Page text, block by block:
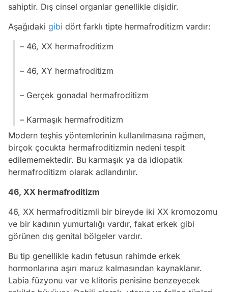
sahiptir. Dış cinsel organlar genellikle dişidir.
Aşağıdaki gibi dört farklı tipte hermafroditizm vardır:
– 46, XX hermafroditizm
– 46, XY hermafroditizm
– Gerçek gonadal hermafroditizm
– Karmaşık hermafroditizm
Modern teşhis yöntemlerinin kullanılmasına rağmen,
birçok çocukta hermafroditizmin nedeni tespit
edilememektedir. Bu karmaşık ya da idiopatik
hermafroditizm olarak adlandırılır.
46, XX hermafroditizm
46, XX hermafroditizmli bir bireyde iki XX kromozomu
ve bir kadının yumurtalığı vardır, fakat erkek gibi
görünen dış genital bölgeler vardır.
Bu tip genellikle kadın fetusun rahimde erkek
hormonlarına aşırı maruz kalmasından kaynaklanır.
Labia füzyonu var ve klitoris penisine benzeyecek